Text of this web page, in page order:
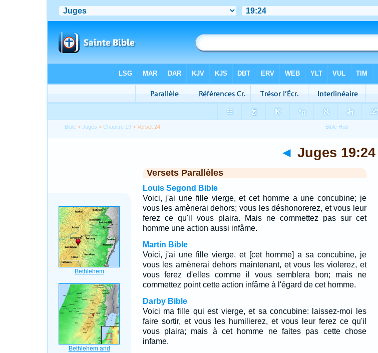
Bible >Juges >Chapitre 19 > Verset 24
◄ Juges 19:24
Versets Parallèles
Louis Segond Bible
Voici, j'ai une fille vierge, et cet homme a une concubine; je
vous les amènerai dehors; vous les déshonorerez, et vous leur
ferez ce qu'il vous plaira. Mais ne commettez pas sur cet
homme une action aussi infâme.
Martin Bible
Voici, j'ai une fille vierge, et [cet homme] a sa concubine, je
vous les amènerai dehors maintenant, et vous les violerez, et
vous ferez d'elles comme il vous semblera bon; mais ne
commettez point cette action infâme à l'égard de cet homme.
Darby Bible
Voici ma fille qui est vierge, et sa concubine: laissez-moi les
faire sortir, et vous les humilierez, et vous leur ferez ce qu'il
vous plaira; mais à cet homme ne faites pas cette chose
infame.